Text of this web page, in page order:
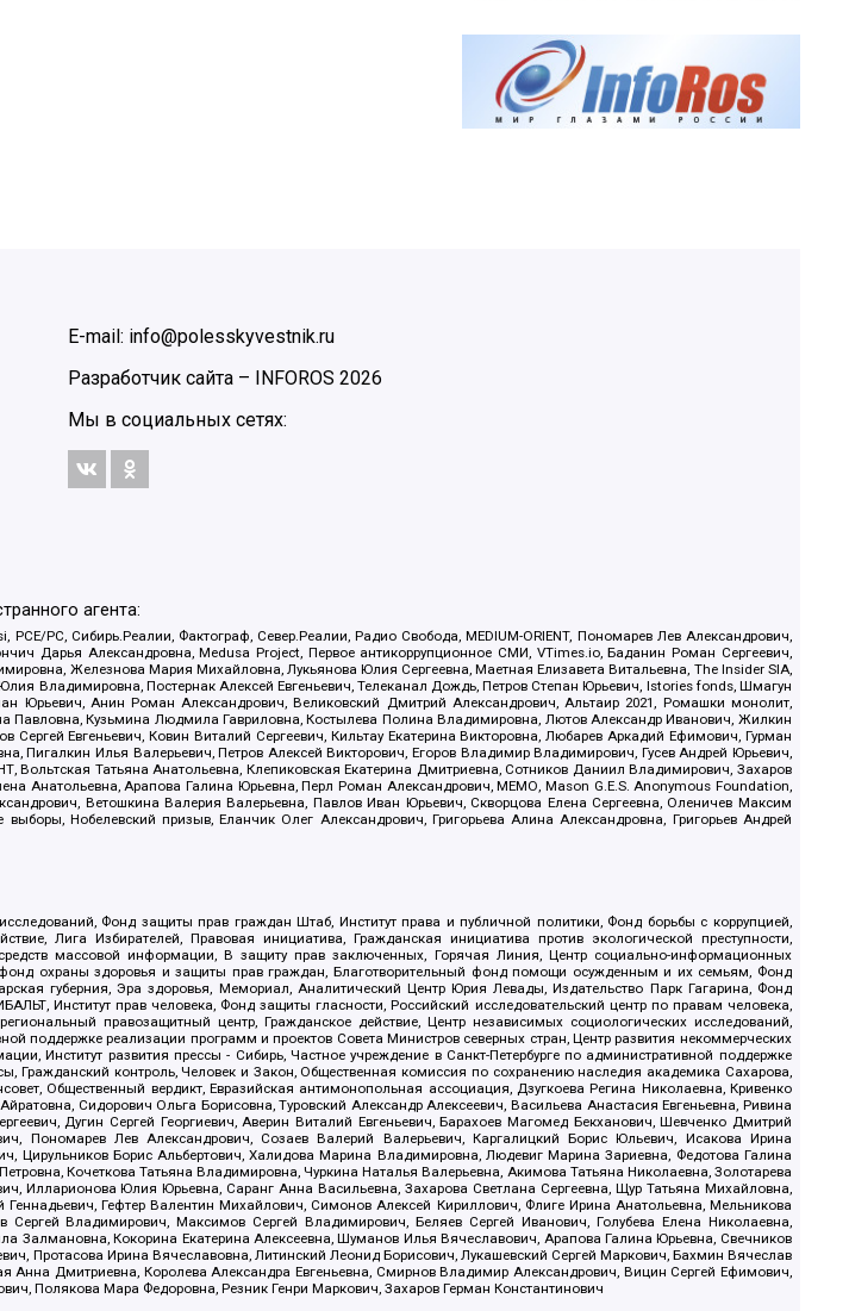
E-mail: info@polesskyvestnik.ru
Разработчик сайта – INFOROS 2026
Мы в социальных сетях:
агента:
PC, Сибирь.Реалии, Фактограф, Север.Реалии, Радио Свобода, MEDIUM-ORIENT, Пономарев Лев Александрович,
Дарья Александровна, Medusa Project, Первое антикоррупционное СМИ, VTimes.io, Баданин Роман Сергеевич,
Железнова Мария Михайловна, Лукьянова Юлия Сергеевна, Маетная Елизавета Витальевна, The Insider SIA,
Владимировна, Постернак Алексей Евгеньевич, Телеканал Дождь, Петров Степан Юрьевич, Istories fonds, Шмагун
Анин Роман Александрович, Великовский Дмитрий Александрович, Альтаир 2021, Ромашки монолит,
Павловна, Кузьмина Людмила Гавриловна, Костылева Полина Владимировна, Лютов Александр Иванович, Жилкин
Евгеньевич, Ковин Виталий Сергеевич, Кильтау Екатерина Викторовна, Любарев Аркадий Ефимович, Гурман
Пигалкин Илья Валерьевич, Петров Алексей Викторович, Егоров Владимир Владимирович, Гусев Андрей Юрьевич,
Татьяна Анатольевна, Клепиковская Екатерина Дмитриевна, Сотников Даниил Владимирович, Захаров
Анатольевна, Арапова Галина Юрьевна, Перл Роман Александрович, МЕМО, Mason G.E.S. Anonymous Foundation,
Ветошкина Валерия Валерьевна, Павлов Иван Юрьевич, Скворцова Елена Сергеевна, Оленичев Максим
Нобелевский призыв, Еланчик Олег Александрович, Григорьева Алина Александровна, Григорьев Андрей
Фонд защиты прав граждан Штаб, Институт права и публичной политики, Фонд борьбы с коррупцией,
Лига Избирателей, Правовая инициатива, Гражданская инициатива против экологической преступности,
массовой информации, В защиту прав заключенных, Горячая Линия, Центр социально-информационных
охраны здоровья и защиты прав граждан, Благотворительный фонд помощи осужденным и их семьям, Фонд
губерния, Эра здоровья, Мемориал, Аналитический Центр Юрия Левады, Издательство Парк Гагарина, Фонд
Институт прав человека, Фонд защиты гласности, Российский исследовательский центр по правам человека,
правозащитный центр, Гражданское действие, Центр независимых социологических исследований,
реализации программ и проектов Совета Министров северных стран, Центр развития некоммерческих
Институт развития прессы - Сибирь, Частное учреждение в Санкт-Петербурге по административной поддержке
Гражданский контроль, Человек и Закон, Общественная комиссия по сохранению наследия академика Сахарова,
Общественный вердикт, Евразийская антимонопольная ассоциация, Дзугкоева Регина Николаевна, Кривенко
Сидорович Ольга Борисовна, Туровский Александр Алексеевич, Васильева Анастасия Евгеньевна, Ривина
Дугин Сергей Георгиевич, Аверин Виталий Евгеньевич, Барахоев Магомед Бекханович, Шевченко Дмитрий
Пономарев Лев Александрович, Созаев Валерий Валерьевич, Каргалицкий Борис Юльевич, Исакова Ирина
Цирульников Борис Альбертович, Халидова Марина Владимировна, Людевиг Марина Зариевна, Федотова Галина
Кочеткова Татьяна Владимировна, Чуркина Наталья Валерьевна, Акимова Татьяна Николаевна, Золотарева
Илларионова Юлия Юрьевна, Саранг Анна Васильевна, Захарова Светлана Сергеевна, Щур Татьяна Михайловна,
Гефтер Валентин Михайлович, Симонов Алексей Кириллович, Флиге Ирина Анатольевна, Мельникова
Владимирович, Максимов Сергей Владимирович, Беляев Сергей Иванович, Голубева Елена Николаевна,
Залмановна, Кокорина Екатерина Алексеевна, Шуманов Илья Вячеславович, Арапова Галина Юрьевна, Свечников
Протасова Ирина Вячеславовна, Литинский Леонид Борисович, Лукашевский Сергей Маркович, Бахмин Вячеслав
Дмитриевна, Королева Александра Евгеньевна, Смирнов Владимир Александрович, Вицин Сергей Ефимович,
Полякова Мара Федоровна, Резник Генри Маркович, Захаров Герман Константинович